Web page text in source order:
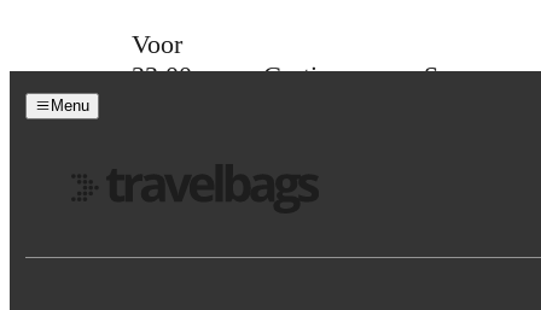
Voor
23:00
Gratis
Spaar
Menu